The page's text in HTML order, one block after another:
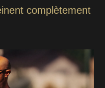
complètement